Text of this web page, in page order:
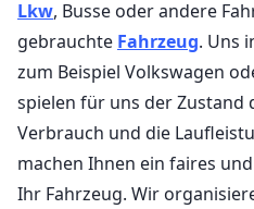
Lkw, Busse oder andere
gebrauchte Fahrzeug. Uns
zum Beispiel Volkswagen
spielen für uns der Zustand
Verbrauch und die
machen Ihnen ein faires
Ihr Fahrzeug. Wir